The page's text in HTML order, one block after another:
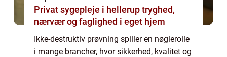
Privat sygepleje i hellerup tryghed,
nærvær og faglighed i eget hjem
Ikke-destruktiv prøvning spiller en nøglerolle
i mange brancher, hvor sikkerhed, kvalitet og